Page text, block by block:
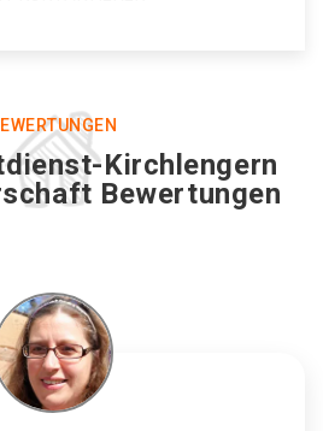
Kirchlengern
Bewertungen